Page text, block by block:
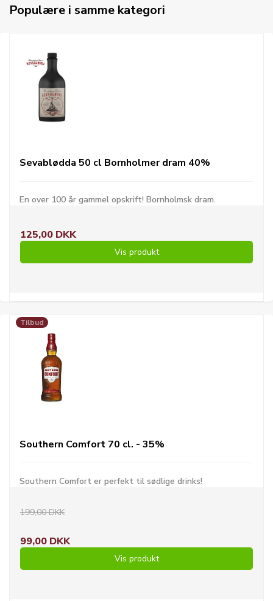
Populære i samme kategori
Sevablødda 50 cl Bornholmer dram 40%
En over 100 år gammel opskrift! Bornholmsk dram.
125,00 DKK
Vis produkt
Tilbud
Southern Comfort 70 cl. - 35%
Southern Comfort er perfekt til sødlige drinks!
199,00 DKK
99,00 DKK
Vis produkt